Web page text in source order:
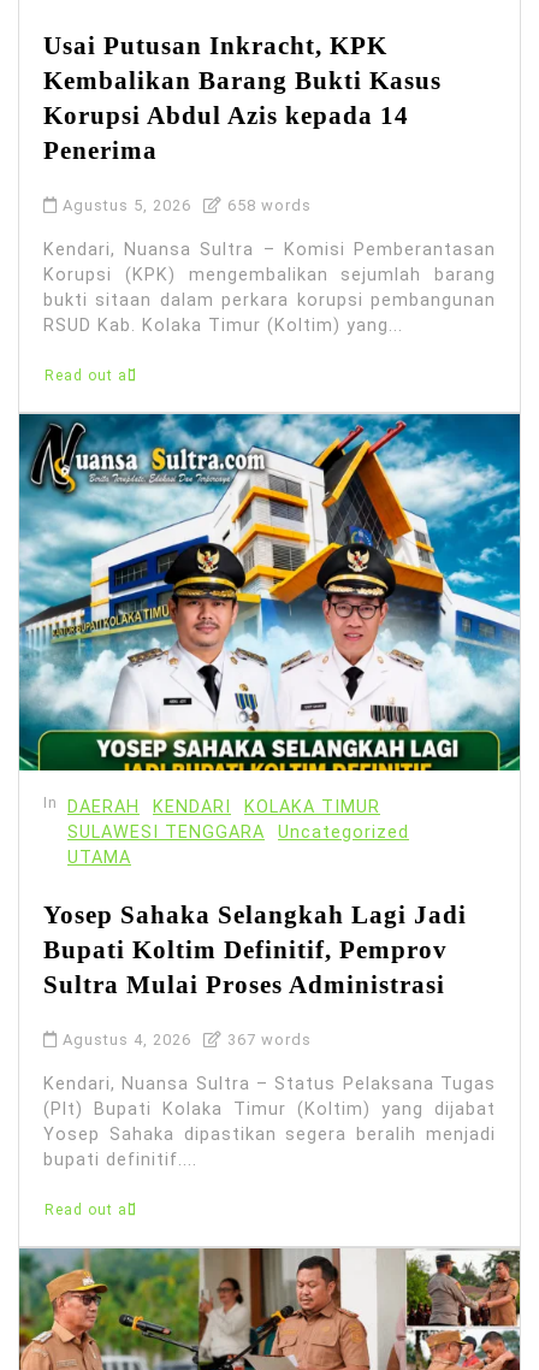
Usai Putusan Inkracht, KPK
Kembalikan Barang Bukti Kasus
Korupsi Abdul Azis kepada 14
Penerima
Agustus 5, 2026 658 words
Kendari, Nuansa Sultra – Komisi Pemberantasan
Korupsi (KPK) mengembalikan sejumlah barang
bukti sitaan dalam perkara korupsi pembangunan
RSUD Kab. Kolaka Timur (Koltim) yang...
Read out all
In DAERAH KENDARI
KOLAKA TIMUR
SULAWESI TENGGARA
Uncategorized
UTAMA
Yosep Sahaka Selangkah Lagi Jadi
Bupati Koltim Definitif, Pemprov
Sultra Mulai Proses Administrasi
Agustus 4, 2026 367 words
Kendari, Nuansa Sultra – Status Pelaksana Tugas
(Plt) Bupati Kolaka Timur (Koltim) yang dijabat
Yosep Sahaka dipastikan segera beralih menjadi
bupati definitif....
Read out all